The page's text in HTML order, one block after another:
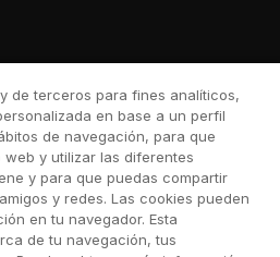
de terceros para fines analíticos,
en base a un perfil
de navegación, para que
y utilizar las diferentes
y para que puedas compartir
y redes. Las cookies pueden
en tu navegador. Esta
de tu navegación, tus